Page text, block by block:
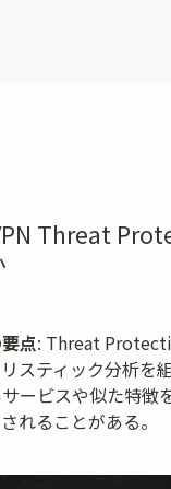
Threat
点: Threat
スティック分析を
ービスや似た特徴
れることがある。